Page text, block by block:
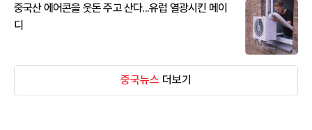
중국산 에어콘을 웃돈 주고 산다...유럽 열광시킨 메이
디
중국뉴스 더보기